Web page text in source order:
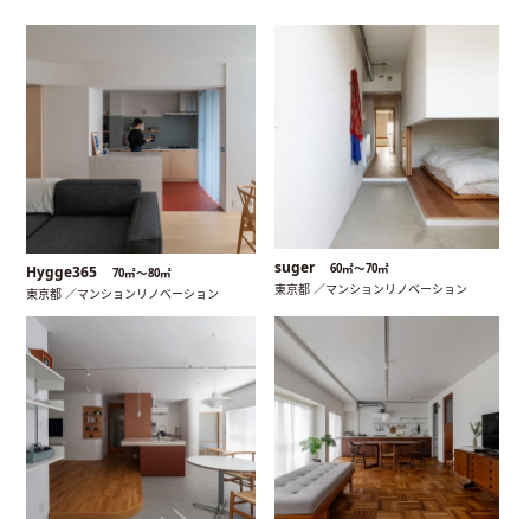
Hygge365 70㎡〜80㎡
東京都 ／マンションリノベーション
suger 60㎡〜70㎡
東京都 ／マンションリノベーション